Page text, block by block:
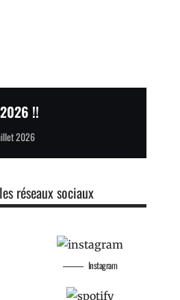
!!
2026
réseaux sociaux
Instagram